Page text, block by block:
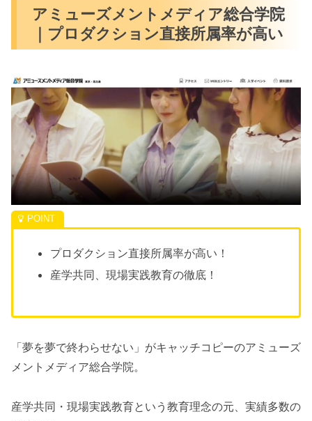
アミューズメントメディア総合学院
｜プロダクション直接所属率が高い
プロダクション直接所属率が高い！
産学共同、現場実践教育の徹底！
「夢を夢で終わらせない」がキャッチコピーのアミューズ
メントメディア総合学院。
産学共同・現場実践教育という教育理念の元、実績多数の